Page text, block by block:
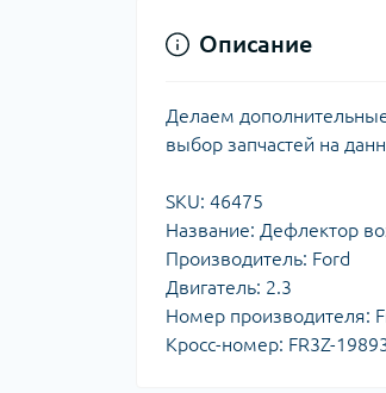
Описание
Делаем
выбор запчастей на
SKU: 46475
Название: Дефлектор
Производитель: Ford
Двигатель: 2.3
Номер производителя:
Кросс-номер: FR3Z-